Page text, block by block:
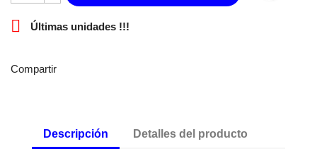
 Últimas unidades !!!
Compartir
Descripción Detalles del producto